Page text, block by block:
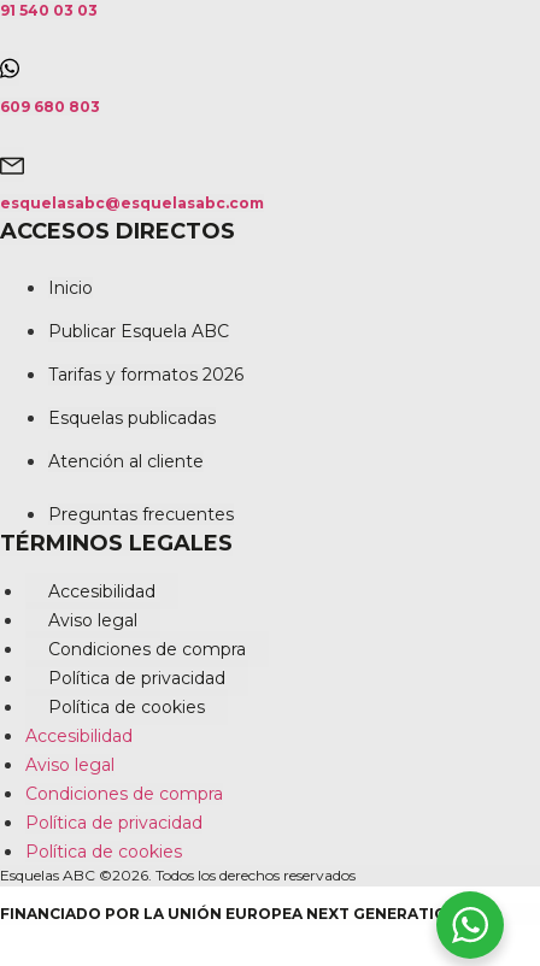
91 540 03 03
609 680 803
esquelasabc@esquelasabc.com
ACCESOS DIRECTOS
Inicio
Publicar Esquela ABC
Tarifas y formatos 2026
Esquelas publicadas
Atención al cliente
Preguntas frecuentes
TÉRMINOS LEGALES
Accesibilidad
Aviso legal
Condiciones de compra
Política de privacidad
Política de cookies
Accesibilidad
Aviso legal
Condiciones de compra
Política de privacidad
Política de cookies
Esquelas ABC ©2026. Todos los derechos reservados
FINANCIADO POR LA UNIÓN EUROPEA NEXT GENERATION EU